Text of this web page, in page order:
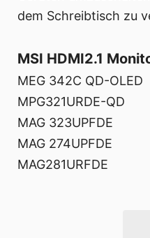
dem Schreibtisch zu
MSI HDMI2.1
MEG 342C QD-OLED
MPG321URDE-QD
MAG 323UPFDE
MAG 274UPFDE
MAG281URFDE